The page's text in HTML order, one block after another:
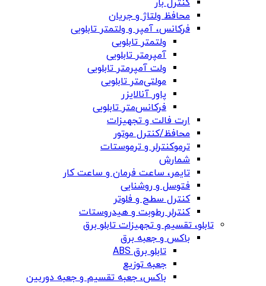
کنترل بار
محافظ ولتاژ و جریان
فرکانس، آمپر و ولتمتر تابلویی
ولتمتر تابلویی
آمپرمتر تابلویی
ولت آمپرمتر تابلویی
مولتی‌متر تابلویی
پاور آنالایزر
فرکانس‌متر تابلویی
ارت فالت و تجهیزات
محافظ/کنترل موتور
ترموکنترلر و ترموستات
شمارش
تایمر، ساعت فرمان و ساعت کار
فتوسل و روشنایی
کنترل سطح و فلوتر
کنترلر رطوبت و هیدروستات
تابلو، تقسیم و تجهیزات تابلو برق
باکس و جعبه برق
تابلو برق ABS
جعبه توزیع
باکس، جعبه تقسیم و جعبه دوربین